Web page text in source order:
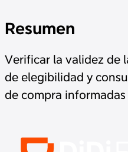
Resumen
Verificar la validez de
de elegibilidad y
de compra